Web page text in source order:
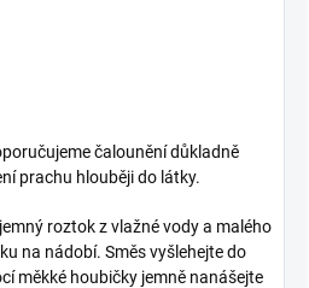
čalounění důkladně
prachu hlouběji do látky.
roztok z vlažné vody a malého
na nádobí. Směs vyšlehejte do
měkké houbičky jemně nanášejte